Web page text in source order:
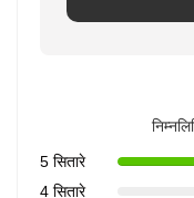
5 सितारे
4 सितारे